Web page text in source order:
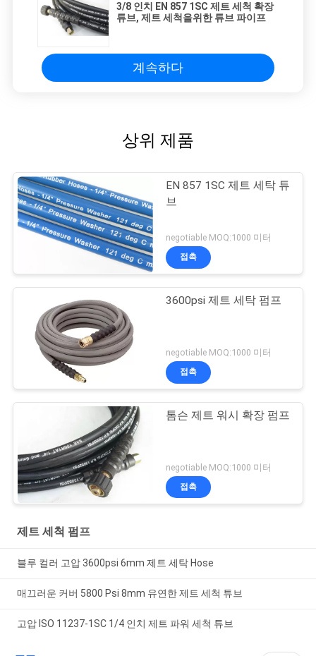
3/8 인치 EN 857 1SC 제트 세척 확장
튜브, 제트 세척을위한 튜브 파이프
계속하다
상위 제품
EN 857 1SC 제트 세탁 튜
브
negotiable MOQ:1000 미터
접촉
3600psi 제트 세탁 펌프
negotiable MOQ:1000 미터
접촉
톰슨 제트 워시 확장 펌프
negotiable MOQ:1000 미터
접촉
제트 세척 펌프
블루 컬러 고압 3600psi 6mm 제트 세탁 Hose
매끄러운 커버 5800 Psi 8mm 유연한 제트 세척 튜브
고압 ISO 11237-1SC 1/4 인치 제트 파워 세척 튜브